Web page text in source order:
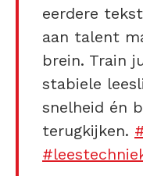
eerdere
aan talent
brein. Train
stabiele
snelheid én
terugkijken.